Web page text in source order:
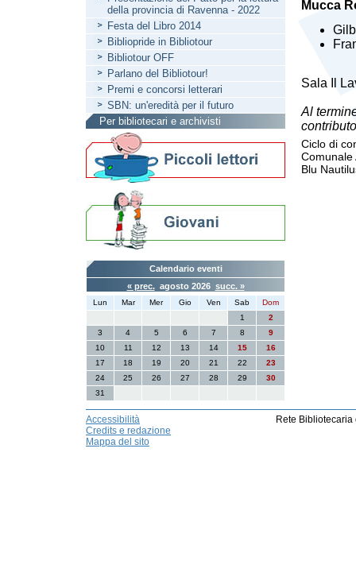
Mucca
Sala Il
Al
Ciclo di
Comunale
Blu
della provincia di Ravenna - 2022
Festa del Libro 2014
Bibliopride in Bibliotour
Bibliotour OFF
Parlano del Bibliotour!
Premi e concorsi letterari
SBN: un'eredità per il futuro
Per bibliotecari e archivisti
Calendario eventi
« prec.agosto 2026 succ. »
Lun Mar Mer Gio Ven Sab
Dom
1
2
3
4 5 6 7 8
9
10
11 12 13 14 15
16
17
18 19 20 21 22
23
24
25 26 27 28 29
30
31
Accessibilità
Credits e redazione
Mappa del sito
Rete